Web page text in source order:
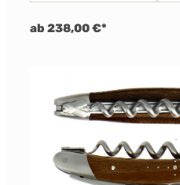
ab 238,00 €*